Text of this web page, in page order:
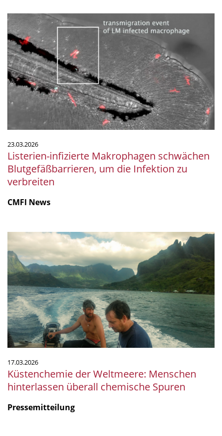
Listerien-
infizierte
Makrophagen
schwächen
Blutgefäßbarrieren,
um
die
Infektion
verbreiten
23.03.2026
Listerien-infizierte Makrophagen schwächen
Blutgefäßbarrieren, um die Infektion zu
verbreiten
CMFI News
Küstenchemie
der
Weltmeere:
Menschen
hinterlassen
überall
chemische
Spuren
17.03.2026
Küstenchemie der Weltmeere: Menschen
hinterlassen überall chemische Spuren
Pressemitteilung